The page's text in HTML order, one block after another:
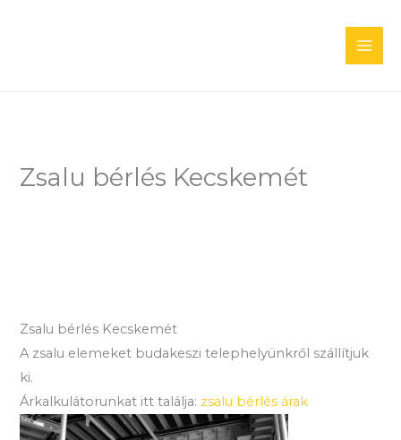
Zsalu bérlés Kecskemét
Zsalu bérlés Kecskemét
A zsalu elemeket budakeszi telephelyünkről szállítjuk
ki.
Árkalkulátorunkat itt találja: zsalu bérlés árak